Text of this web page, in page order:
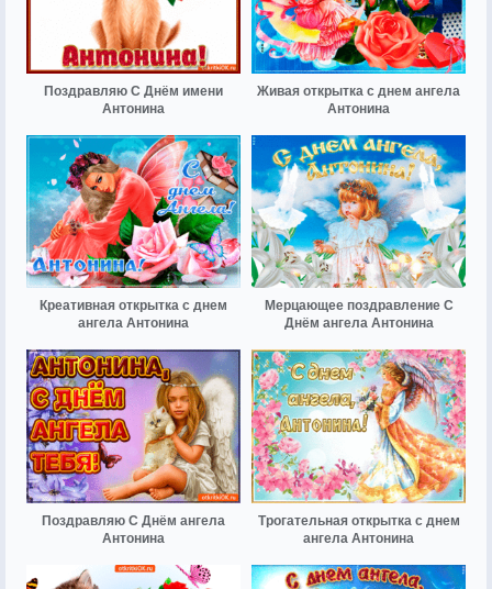
Поздравляю С Днём имени
Антонина
Живая открытка с днем ангела
Антонина
Креативная открытка с днем
ангела Антонина
Мерцающее поздравление С
Днём ангела Антонина
Поздравляю С Днём ангела
Антонина
Трогательная открытка с днем
ангела Антонина